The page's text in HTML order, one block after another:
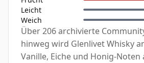
Leicht
Weich
Über 206 archivierte
hinweg wird Glenlivet Whisky
Vanille, Eiche und Honig-